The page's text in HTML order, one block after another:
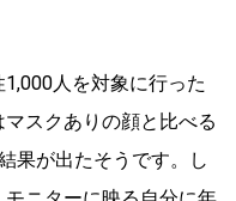
人を対象に行った
スクありの顔と比べる
果が出たそうです。し